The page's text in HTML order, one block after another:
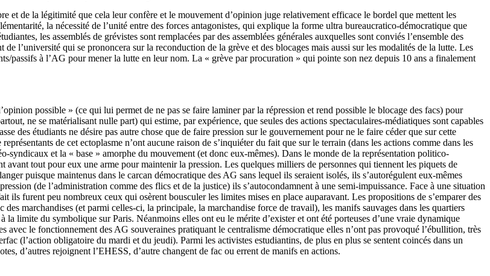
et de la légitimité que cela leur confère et le mouvement d’opinion juge relativement efficace le bordel que mettent les
la nécessité de l’unité entre des forces antagonistes, qui explique la forme ultra bureaucratico-démocratique que
les assemblés de grévistes sont remplacées par des assemblées générales auxquelles sont conviés l’ensemble des
l’université qui se prononcera sur la reconduction de la grève et des blocages mais aussi sur les modalités de la lutte. Les
passifs à l’AG pour mener la lutte en leur nom. La « grève par procuration » qui pointe son nez depuis 10 ans a finalement
possible » (ce qui lui permet de ne pas se faire laminer par la répression et rend possible le blocage des facs) pour
ne se matérialisant nulle part) qui estime, par expérience, que seules des actions spectaculaires-médiatiques sont capables
des étudiants ne désire pas autre chose que de faire pression sur le gouvernement pour ne le faire céder que sur cette
de cet ectoplasme n’ont aucune raison de s’inquiéter du fait que sur le terrain (dans les actions comme dans les
syndicaux et la « base » amorphe du mouvement (et donc eux-mêmes). Dans le monde de la représentation politico-
tout pour eux une arme pour maintenir la pression. Les quelques milliers de personnes qui tiennent les piquets de
puisque maintenus dans le carcan démocratique des AG sans lequel ils seraient isolés, ils s’autorégulent eux-mêmes
(de l’administration comme des flics et de la justice) ils s’autocondamnent à une semi-impuissance. Face à une situation
ils furent peu nombreux ceux qui osèrent bousculer les limites mises en place auparavant. Les propositions de s’emparer des
marchandises (et parmi celles-ci, la principale, la marchandise force de travail), les manifs sauvages dans les quartiers
limite du symbolique sur Paris. Néanmoins elles ont eu le mérite d’exister et ont été porteuses d’une vraie dynamique
le fonctionnement des AG souveraines pratiquant le centralisme démocratique elles n’ont pas provoqué l’ébullition, très
(l’action obligatoire du mardi et du jeudi). Parmi les activistes estudiantins, de plus en plus se sentent coincés dans un
d’autres rejoignent l’EHESS, d’autre changent de fac ou errent de manifs en actions.